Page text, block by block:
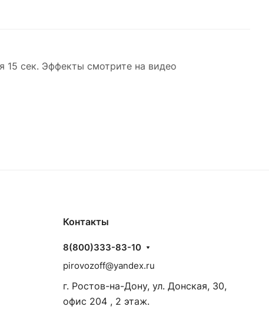
15 сек. Эффекты смотрите на видео
Контакты
8(800)333-83-10
pirovozoff@yandex.ru
г. Ростов-на-Дону, ул. Донская, 30,
офис 204 , 2 этаж.